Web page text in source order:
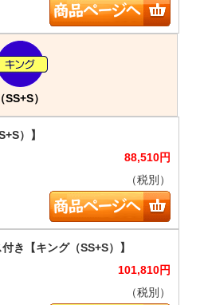
（SS+S）
88,510円
（税別）
101,810円
（税別）